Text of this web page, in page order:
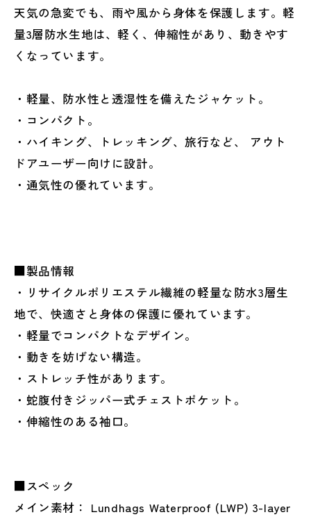
天気の急変でも、雨や風から身体を保護します。軽
量3層防水生地は、軽く、伸縮性があり、動きやす
くなっています。
・軽量、防水性と透湿性を備えたジャケット。
・コンパクト。
・ハイキング、トレッキング、旅行など、 アウト
ドアユーザー向けに設計。
・通気性の優れています。
■製品情報
・リサイクルポリエステル繊維の軽量な防水3層生
地で、快適さと身体の保護に優れています。
・軽量でコンパクトなデザイン。
・動きを妨げない構造。
・ストレッチ性があります。
・蛇腹付きジッパー式チェストポケット。
・伸縮性のある袖口。
■スペック
メイン素材： Lundhags Waterproof (LWP) 3-layer